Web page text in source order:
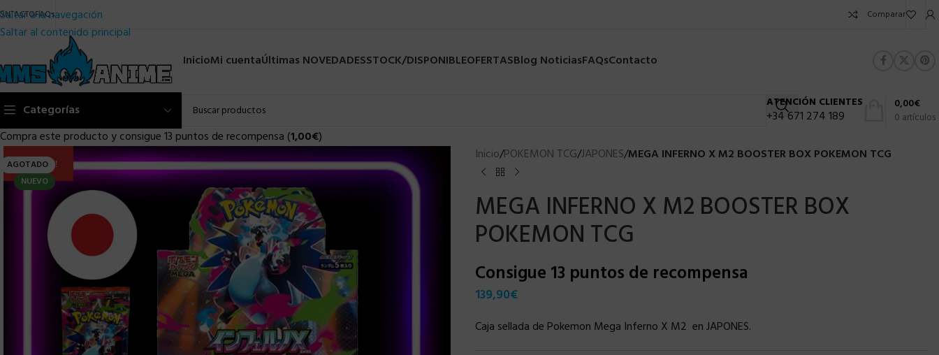
Saltar a la navegación
Saltar al contenido principal
FAQs Comparar
InicioMi cuentaÚltimas NOVEDADESSTOCK/DISPONIBLEOFERTASBlog NoticiasFAQsContacto
Categorías ATENCIÓN CLIENTES
+34 671 274 189 0 artículos
0,00€
Compra este producto y consigue 13 puntos de recompensa (1,00€)
AGOTADO
NUEVO
ULTIMA!! Inicio/POKEMON TCG/JAPONES/MEGA INFERNO X M2 BOOSTER BOX POKEMON TCG
MEGA INFERNO X M2 BOOSTER BOX
POKEMON TCG
Consigue 13 puntos de recompensa
139,90€
Caja sellada de Pokemon Mega Inferno X M2 en JAPONES.